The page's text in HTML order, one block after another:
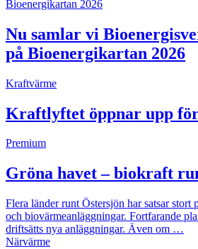
Bioenergikartan 2026
Nu samlar vi
på Bioenergikartan 2026
Kraftvärme
Kraftlyftet öppnar upp
Premium
Gröna havet – biokraft
Flera länder runt Östersjön har satsar stort
och biovärmeanläggningar. Fortfarande
driftsätts nya anläggningar. Även om …
Närvärme